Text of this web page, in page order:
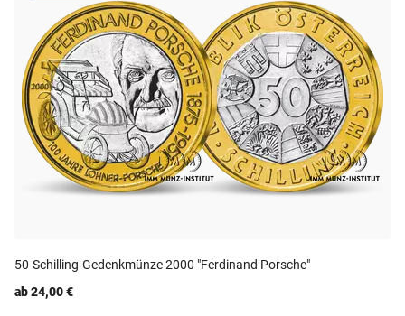
50-Schilling-Gedenkmünze 2000 "Ferdinand Porsche"
ab 24,00 €